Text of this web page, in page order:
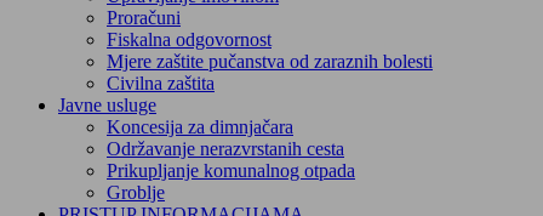
Proračuni
Fiskalna odgovornost
Mjere zaštite pučanstva od zaraznih bolesti
Civilna zaštita
Javne usluge
Koncesija za dimnjačara
Održavanje nerazvrstanih cesta
Prikupljanje komunalnog otpada
Groblje